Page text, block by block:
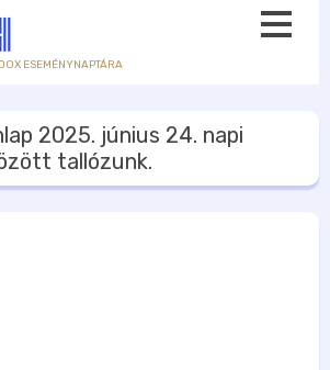
ESEMÉNYNAPTÁRA
2025. június 24. napi
tallózunk.